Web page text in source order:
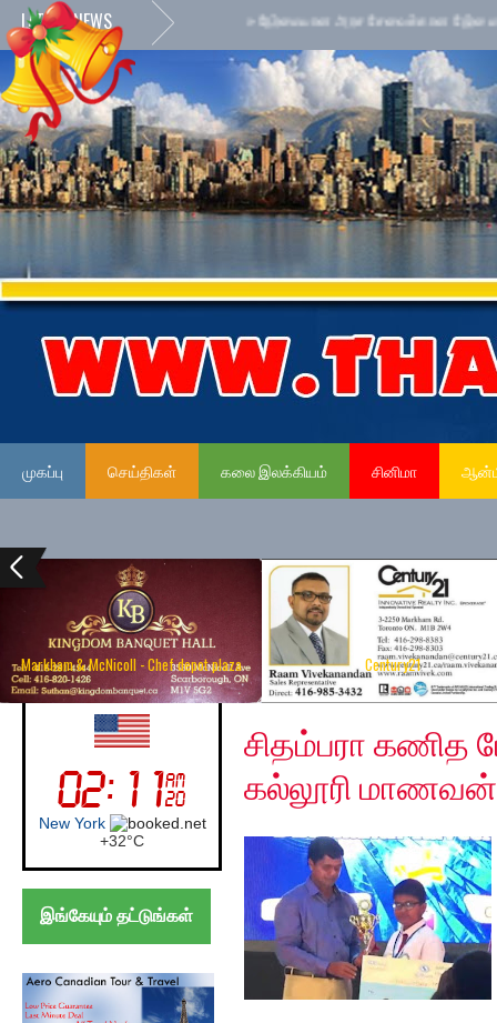
LATEST NEWS » நேர்மையான அரச சேவைக்கான நேர்மைக்
முகப்பு செய்திகள் கலை இலக்கியம் சினிமா
Markham & McNicoll - Chef depot plaza Century21
UK (London)
London
+22°C
இங்கேயும் தட்டுங்கள்
Friday, October 21,
சிதம்பரா கணித
கல்லூரி